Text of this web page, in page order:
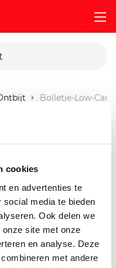
cookies
en advertenties te
media te bieden
Ook delen we
site met onze
en analyse. Deze
met andere
Bolletje-Low-